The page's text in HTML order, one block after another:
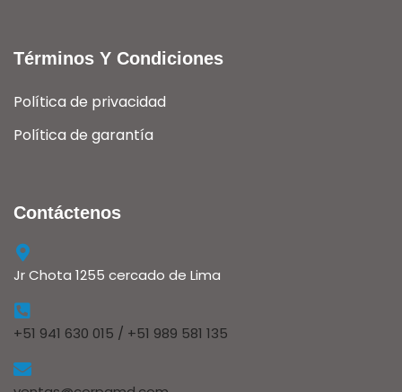
Términos Y Condiciones
Política de privacidad
Política de garantía
Contáctenos
Jr Chota 1255 cercado de Lima
+51 941 630 015 / +51 989 581 135